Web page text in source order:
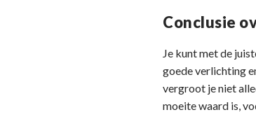
Conclusie
Je kunt met de
goede verlichting
vergroot je niet
moeite waard is,